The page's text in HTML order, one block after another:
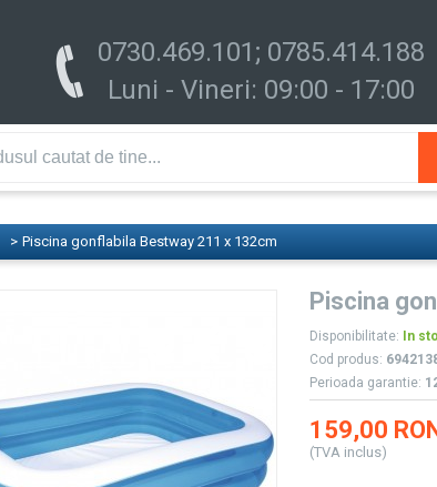
0730.469.101; 0785.414.188
Luni - Vineri: 09:00 - 17:00
> Piscina gonflabila Bestway 211 x 132cm
Piscina
Disponibilitate:
In
Cod produs:
Perioada garantie:
159,00
(TVA inclus)